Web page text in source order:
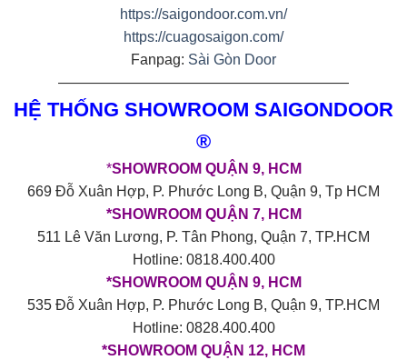
https://saigondoor.com.vn/
https://cuagosaigon.com/
Fanpag: Sài Gòn Door
————————————————————
HỆ THỐNG SHOWROOM SAIGONDOOR
®
*SHOWROOM QUẬN 9, HCM
669 Đỗ Xuân Hợp, P. Phước Long B, Quận 9, Tp HCM
*SHOWROOM QUẬN 7, HCM
511 Lê Văn Lương, P. Tân Phong, Quận 7, TP.HCM
Hotline: 0818.400.400
*SHOWROOM QUẬN 9, HCM
535 Đỗ Xuân Hợp, P. Phước Long B, Quận 9, TP.HCM
Hotline: 0828.400.400
*SHOWROOM QUẬN 12, HCM